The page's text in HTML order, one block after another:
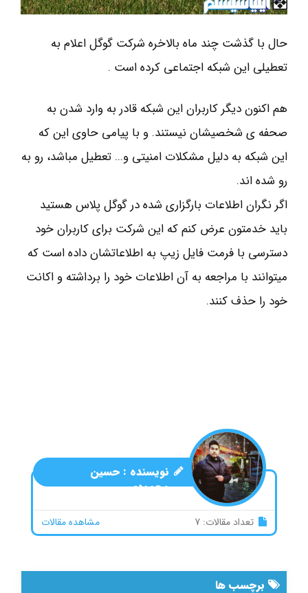
حال با گذشت چند ماه بالاخره شرکت گوگل اعلام به
تعطیلی این شبکه اجتماعی کرده است .
هم اکنون دیگر کاربران این شبکه قادر به وارد شدن به
صحفه ی شخصیشان نیستند. و با پیامی حاوی این که
این شبکه به دلیل مشکلات امنیتی و... تعطیل مباشد، رو به
رو شده اند.
اگر نگران اطلاعات بارگزاری شده در گوگل پلاس هستید
باید خدمتون عرض کنم که این شرکت برای کاربران خود
دسترسی با فرمت فایل زیپ به اطلاعاتشان داده است که
میتوانند با مراجعه به آن اطلاعات خود را برداشته و اکانت
خود را حذف کنند.
برچسب ها
نویسنده : حسین
محمودی
تعداد مقالات: 7 مشاهده مقالات